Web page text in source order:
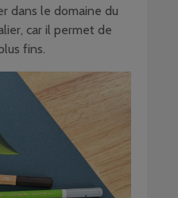
dans le domaine du
car il permet de
fins.